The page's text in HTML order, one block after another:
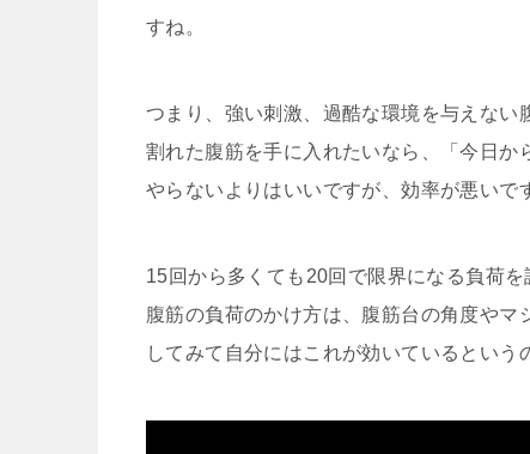
すね。
つまり、強い刺激、過酷な環境を与えない
割れた腹筋を手に入れたいなら、「今日か
やらないよりはいいですが、効率が悪いで
15回から多くても20回で限界になる負荷を
腹筋の負荷のかけ方は、腹筋台の角度や
してみて自分にはこれが効いているという